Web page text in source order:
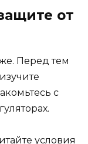
от
Перед тем
с
условия